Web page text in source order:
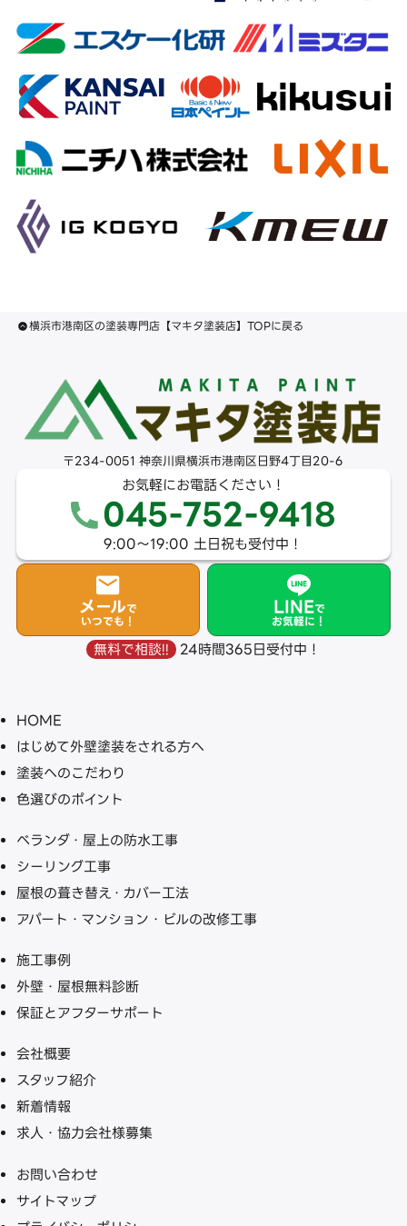
横浜市港南区の塗装専門店【マキタ塗装店】TOPに戻る
〒234-0051 神奈川県横浜市港南区日野4丁目20-6
お気軽にお電話ください！
045-752-9418
9:00〜19:00 土日祝も受付中！
メールで
いつでも！
LINEで
お気軽に！
無料で相談!! 24時間365日受付中！
HOME
はじめて外壁塗装をされる方へ
塗装へのこだわり
色選びのポイント
ベランダ・屋上の防水工事
シーリング工事
屋根の葺き替え・カバー工法
アパート・マンション・ビルの改修工事
施工事例
外壁・屋根無料診断
保証とアフターサポート
会社概要
スタッフ紹介
新着情報
求人・協力会社様募集
お問い合わせ
サイトマップ